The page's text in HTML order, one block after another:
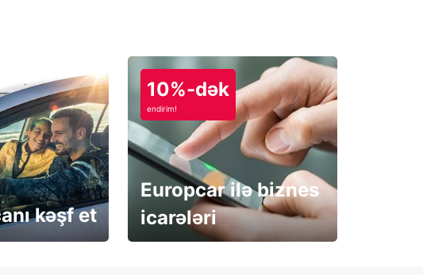
kəşf et
10%-dək
endirim!
Europcar ilə biznes
icarələri